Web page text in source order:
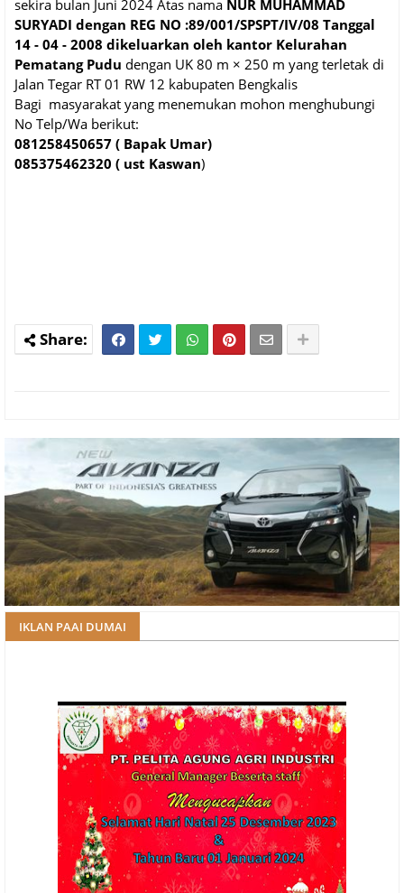
sekira bulan Juni 2024 Atas nama NUR MUHAMMAD
SURYADI dengan REG NO :89/001/SPSPT/IV/08 Tanggal
14 - 04 - 2008 dikeluarkan oleh kantor Kelurahan
Pematang Pudu dengan UK 80 m × 250 m yang terletak di
Jalan Tegar RT 01 RW 12 kabupaten Bengkalis
Bagi masyarakat yang menemukan mohon menghubungi
No Telp/Wa berikut:
081258450657 ( Bapak Umar)
085375462320 ( ust Kaswan)
IKLAN PAAI DUMAI